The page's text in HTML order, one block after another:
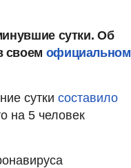
сутки. Об
своем официальном
сутки составило
на 5 человек